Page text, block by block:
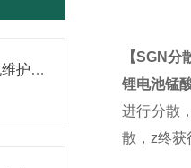
做好实验室高剪切分散机维护的实用小技巧，别错过！
【SGN
锂电池锰
进行分散
散，z终获